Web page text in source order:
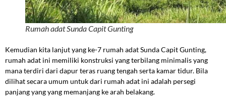
Rumah adat Sunda Capit Gunting
Kemudian kita lanjut yang ke-7 rumah adat Sunda Capit Gunting,
rumah adat ini memiliki konstruksi yang terbilang minimalis yang
mana terdiri dari dapur teras ruang tengah serta kamar tidur. Bila
dilihat secara umum untuk dari rumah adat ini adalah persegi
panjang yang yang memanjang ke arah belakang.